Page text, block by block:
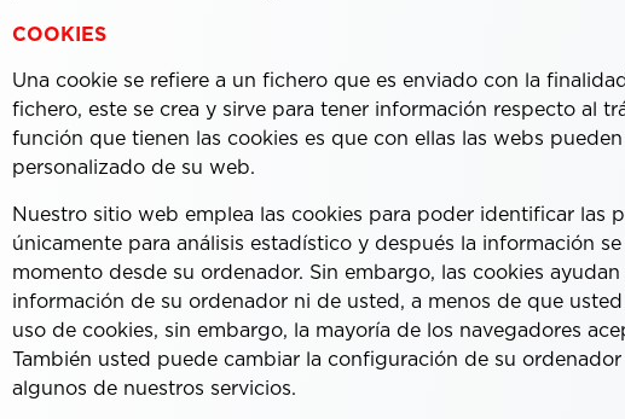
COOKIES
Una cookie se refiere a un fichero que es enviado con la
fichero, este se crea y sirve para tener información respecto al
función que tienen las cookies es que con ellas las webs
personalizado de su web.
Nuestro sitio web emplea las cookies para poder identificar las
únicamente para análisis estadístico y después la información
momento desde su ordenador. Sin embargo, las cookies
información de su ordenador ni de usted, a menos de que
uso de cookies, sin embargo, la mayoría de los navegadores
También usted puede cambiar la configuración de su
algunos de nuestros servicios.